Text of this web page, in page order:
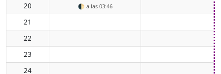
20 🌓 a las 03:46
21
22
23
24